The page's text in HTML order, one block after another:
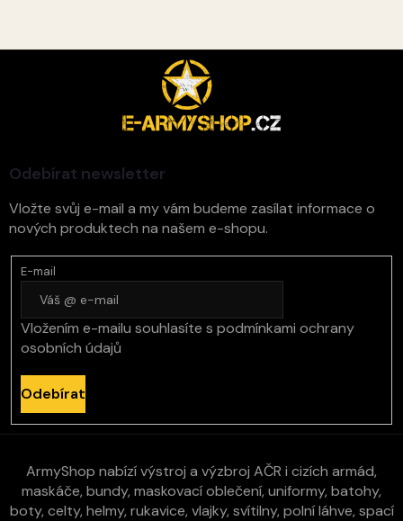
Odebírat newsletter
Vložte svůj e-mail a my vám budeme zasílat informace o
nových produktech na našem e-shopu.
E-mail
Vložením e-mailu souhlasíte s podmínkami ochrany
osobních údajů
Odebírat
ArmyShop nabízí výstroj a výzbroj AČR i cizích armád,
maskáče, bundy, maskovací oblečení, uniformy, batohy,
boty, celty, helmy, rukavice, vlajky, svítilny, polní láhve, spací